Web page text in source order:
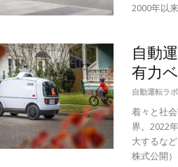
2000年以
自動
有力
自動運転ラ
着々と社
界。2022
大するな
株式公開